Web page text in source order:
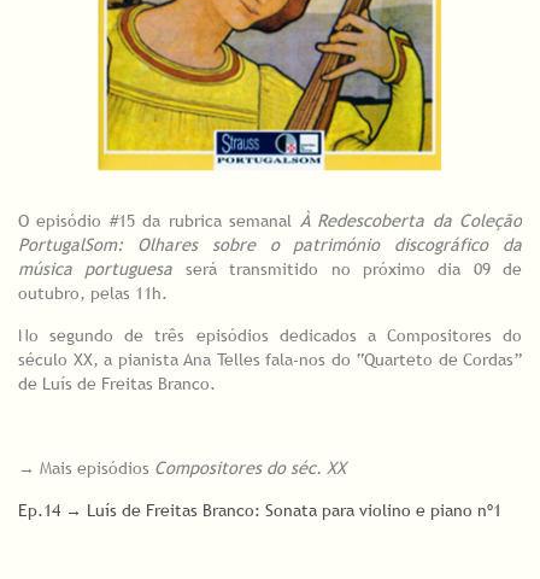
O episódio #15 da rubrica semanal À Redescoberta da Coleção
PortugalSom: Olhares sobre o património discográfico da
música portuguesa será transmitido no próximo dia 09 de
outubro, pelas 11h.
No segundo de três episódios dedicados a Compositores do
século XX, a pianista Ana Telles fala-nos do “Quarteto de Cordas”
de Luís de Freitas Branco.
→ Mais episódios Compositores do séc. XX
Ep.14 → Luís de Freitas Branco: Sonata para violino e piano nº1